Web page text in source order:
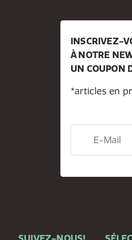
INSCRIVEZ-
À NOTRE
UN COUPON
*articles en